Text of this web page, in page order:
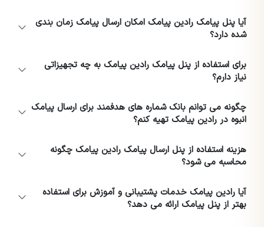
آیا پنل پیامک رادین پیامک امکان ارسال پیامک زمان بندی
شده دارد؟
برای استفاده از پنل پیامک رادین پیامک به چه تجهیزاتی
نیاز دارم؟
چگونه می توانم بانک شماره های هدفمند برای ارسال پیامک
انبوه در رادین پیامک تهیه کنم؟
هزینه استفاده از پنل ارسال پیامک رادین پیامک چگونه
محاسبه می شود؟
آیا رادین پیامک خدمات پشتیبانی و آموزش برای استفاده
بهتر از پنل پیامک ارائه می دهد؟